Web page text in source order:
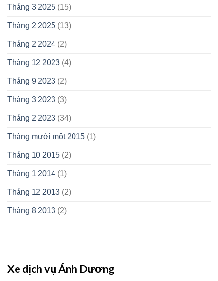
Tháng 3 2025 (15)
Tháng 2 2025 (13)
Tháng 2 2024 (2)
Tháng 12 2023 (4)
Tháng 9 2023 (2)
Tháng 3 2023 (3)
Tháng 2 2023 (34)
Tháng mười một 2015 (1)
Tháng 10 2015 (2)
Tháng 1 2014 (1)
Tháng 12 2013 (2)
Tháng 8 2013 (2)
Xe dịch vụ Ánh Dương